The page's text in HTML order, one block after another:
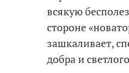
всякую
стороне
зашкаливает,
добра и